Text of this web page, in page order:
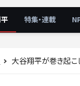
特集・連載
大谷翔平が巻き起こし